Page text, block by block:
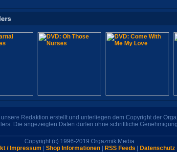
Redaktion erstellt und unterliegen dem Copyright der
Die angezeigten Daten dürfen ohne schriftliche
Copyright (c) 1996-2019 Orgazmik Media
/ Impressum
Shop Informationen RSS Feeds Datenschutz